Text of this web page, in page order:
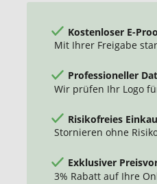
Kostenloser E-
Mit Ihrer Freigabe
Professioneller
Wir prüfen Ihr Logo
Risikofreies
Stornieren ohne
Exklusiver
3% Rabatt auf Ihre